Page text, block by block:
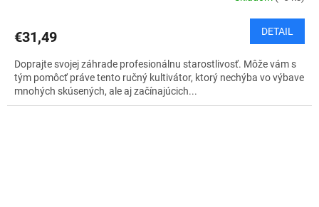
€31,49 DETAIL
Doprajte svojej záhrade profesionálnu starostlivosť. Môže vám s
tým pomôcť práve tento ručný kultivátor, ktorý nechýba vo výbave
mnohých skúsených, ale aj začínajúcich...